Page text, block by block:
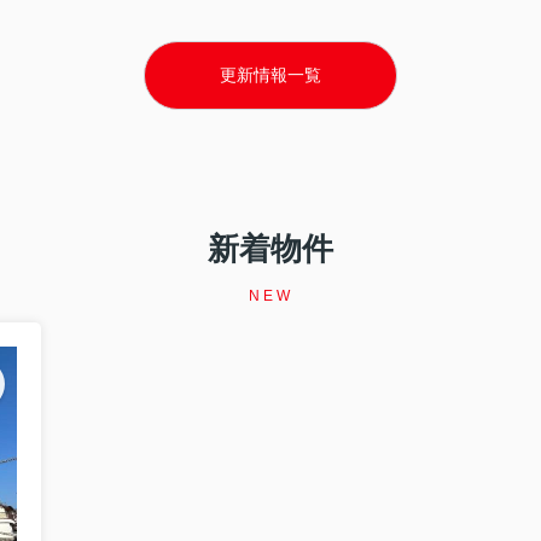
更新情報一覧
新着物件
NEW